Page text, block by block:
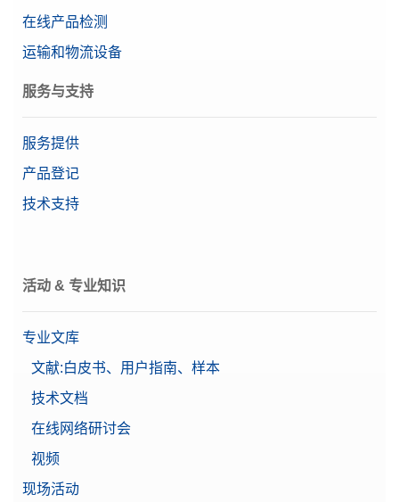
在线产品检测
运输和物流设备
服务与支持
服务提供
产品登记
技术支持
活动 & 专业知识
专业文库
文献:白皮书、用户指南、样本
技术文档
在线网络研讨会
视频
现场活动